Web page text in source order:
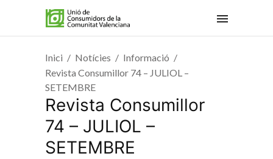
Inici Notícies
Informació
Revista Consumillor 74 – JULIOL –
SETEMBRE
Revista Consumillor
74 – JULIOL –
SETEMBRE